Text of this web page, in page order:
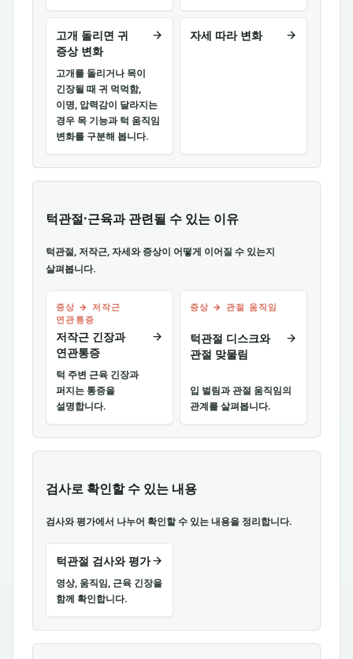
고개 돌리면 귀
증상 변화
고개를 돌리거나 목이
긴장될 때 귀 먹먹함,
이명, 압력감이 달라지는
경우 목 기능과 턱 움직임
변화를 구분해 봅니다.
자세 따라 변화
턱관절·근육과 관련될 수 있는 이유
턱관절, 저작근, 자세와 증상이 어떻게 이어질 수 있는지
살펴봅니다.
증상 → 저작근
연관통증
저작근 긴장과
연관통증
턱 주변 근육 긴장과
퍼지는 통증을
설명합니다.
증상 → 관절 움직임
턱관절 디스크와
관절 맞물림
입 벌림과 관절 움직임의
관계를 살펴봅니다.
검사로 확인할 수 있는 내용
검사와 평가에서 나누어 확인할 수 있는 내용을 정리합니다.
턱관절 검사와 평가
영상, 움직임, 근육 긴장을
함께 확인합니다.